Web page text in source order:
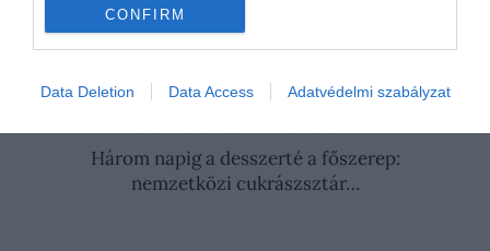
CONFIRM
Data Deletion Data Access Adatvédelmi szabályzat
LEKVÁR
Imádod a paradicsomot, de ég tőle a
gyomrod? Így…
Három napig a desszerté a főszerep:
nemzetközi cukrászsztár…